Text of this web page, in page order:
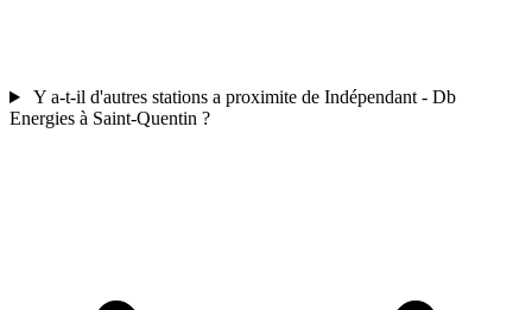
Y a-t-il d'autres stations a proximite de Indépendant - Db
Energies à Saint-Quentin ?